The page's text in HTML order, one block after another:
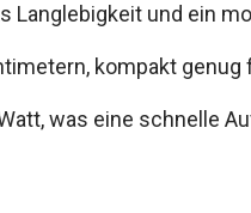
Langlebigkeit und ein
kompakt
was eine schnelle